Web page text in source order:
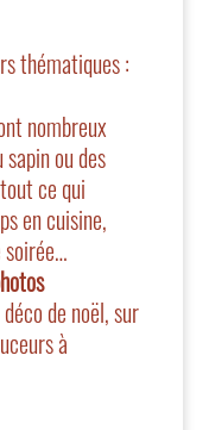
thématiques :
nombreux
ou des
ce qui
en cuisine,
soirée…
de noël, sur
à